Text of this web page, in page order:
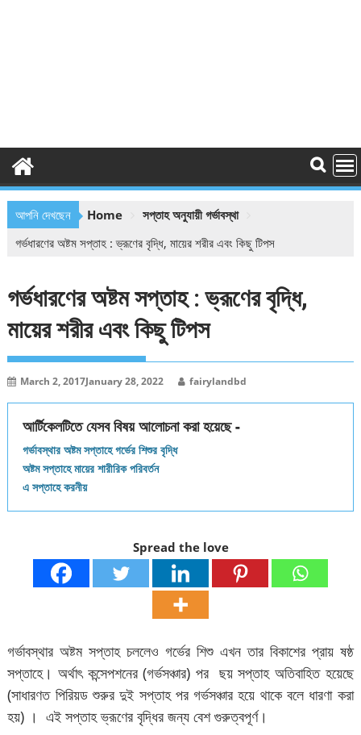
আপনি দেখছেন Home
সপ্তাহ অনুযায়ী গর্ভাবস্থা
গর্ভধারণের অষ্টম সপ্তাহ : ভ্রূণের বৃদ্ধি, মায়ের শরীর এবং কিছু টিপস
গর্ভধারণের অষ্টম সপ্তাহ : ভ্রূণের বৃদ্ধি,
মায়ের শরীর এবং কিছু টিপস
March 2, 2017January 28, 2022 fairylandbd
আর্টিকেলটিতে যেসব বিষয় আলোচনা করা হয়েছে -
গর্ভাবস্থার অষ্টম সপ্তাহে গর্ভের শিশুর বৃদ্ধি
অষ্টম সপ্তাহে মায়ের শারীরিক পরিবর্তন
এ সপ্তাহে করনীয়
Spread the love
গর্ভাবস্থার অষ্টম সপ্তাহ চললেও গর্ভের শিশু এখন তার বিকাশের প্রায় ষষ্ঠ
সপ্তাহে। অর্থাৎ কন্সেপশনের (গর্ভসঞ্চার) পর ছয় সপ্তাহ অতিবাহিত হয়েছে
(সাধারণত পিরিয়ড শুরুর দুই সপ্তাহ পর গর্ভসঞ্চার হয়ে থাকে বলে ধারণা করা
হয়) । এই সপ্তাহ ভ্রূণের বৃদ্ধির জন্য বেশ গুরুত্বপূর্ণ।